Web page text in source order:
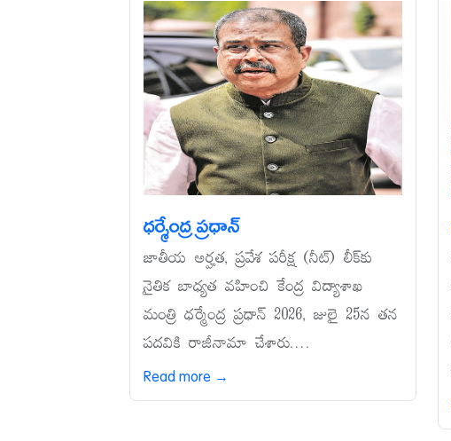
ధర్మేంద్ర ప్రధాన్‌
జాతీయ అర్హత, ప్రవేశ పరీక్ష (నీట్‌) లీక్‌కు
నైతిక బాధ్యత వహించి కేంద్ర విద్యాశాఖ
మంత్రి ధర్మేంద్ర ప్రధాన్‌ 2026, జులై 25న తన
పదవికి రాజీనామా చేశారు....
Read more →